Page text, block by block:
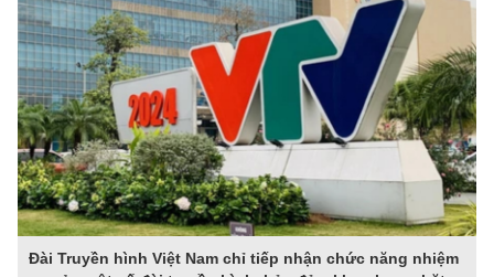
Đài Truyền hình Việt Nam chỉ tiếp nhận chức năng nhiệm